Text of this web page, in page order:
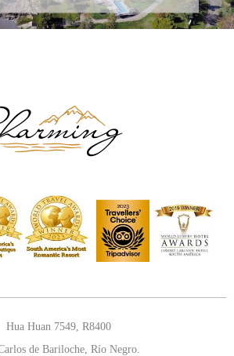
Hua Huan 7549, R8400
de Bariloche, Río Negro.